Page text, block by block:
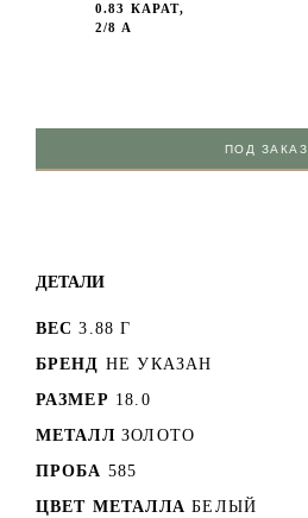
0.83 КАРАТ,
2/8 А
ПОД ЗАКАЗ
ДЕТАЛИ
ВЕС 3.88 Г
БРЕНД НЕ УКАЗАН
РАЗМЕР 18.0
МЕТАЛЛ ЗОЛОТО
ПРОБА 585
ЦВЕТ МЕТАЛЛА БЕЛЫЙ